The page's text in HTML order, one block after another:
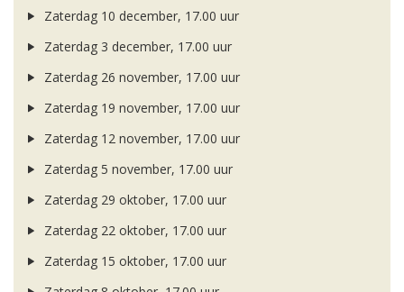
Zaterdag 10 december, 17.00 uur
Zaterdag 3 december, 17.00 uur
Zaterdag 26 november, 17.00 uur
Zaterdag 19 november, 17.00 uur
Zaterdag 12 november, 17.00 uur
Zaterdag 5 november, 17.00 uur
Zaterdag 29 oktober, 17.00 uur
Zaterdag 22 oktober, 17.00 uur
Zaterdag 15 oktober, 17.00 uur